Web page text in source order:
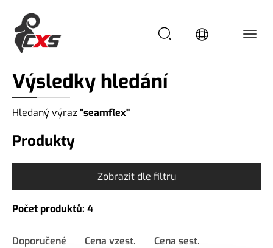
Domů
Výsledky hledání
Hledaný výraz"seamflex"
Produkty
Zobrazit dle filtru
Počet produktů: 4
Doporučené Cena vzest.
Cena sest.